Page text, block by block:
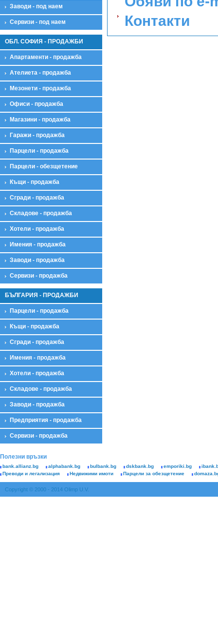
Заводи - под наем
Сервизи - под наем
ОБЛ. СОФИЯ - ПРОДАЖБИ
Апартаменти - продажба
Ателиета - продажба
Мезонети - продажба
Офиси - продажба
Магазини - продажба
Гаражи - продажба
Парцели - продажба
Парцели - обезщетение
Къщи - продажба
Сгради - продажба
Складове - продажба
Хотели - продажба
Имения - продажба
Заводи - продажба
Сервизи - продажба
БЪЛГАРИЯ - ПРОДАЖБИ
Парцели - продажба
Къщи - продажба
Сгради - продажба
Имения - продажба
Хотели - продажба
Складове - продажба
Заводи - продажба
Предприятия - продажба
Сервизи - продажба
Контакти
Полезни връзки
bank.allianz.bg alphabank.bg bulbank.bg dskbank.bg emporiki.bg
Преводи и легализация
Недвижими имоти Парцели за обезщетение
Copyright © 2000 - 2014 Olimp U.V.